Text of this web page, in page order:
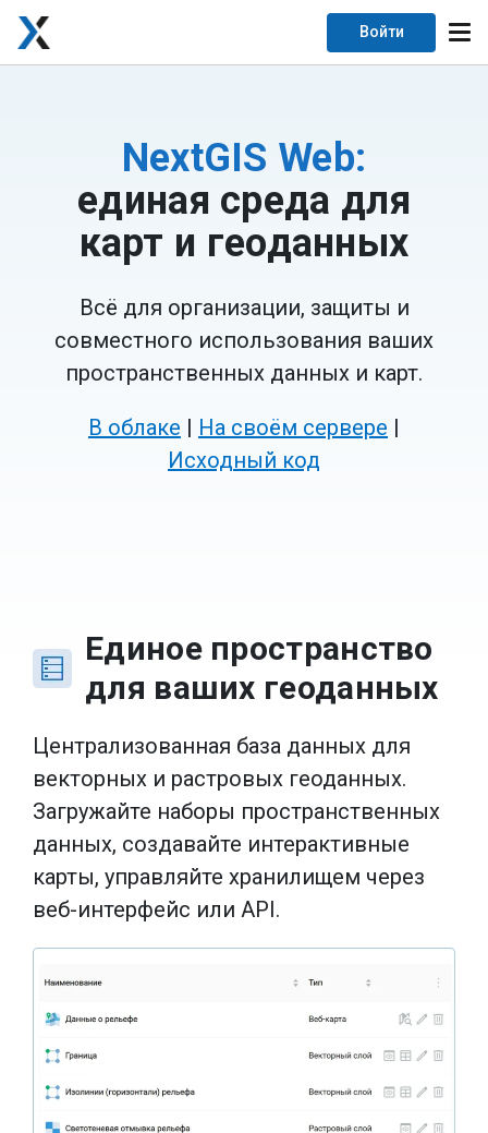
Войти
NextGIS Web:
единая среда для
карт и геоданных
Всё для организации, защиты и
совместного использования ваших
пространственных данных и карт.
В облаке | На своём сервере |
Исходный код
Единое пространство
для ваших геоданных
Централизованная база данных для
векторных и растровых геоданных.
Загружайте наборы пространственных
данных, создавайте интерактивные
карты, управляйте хранилищем через
веб-интерфейс или API.